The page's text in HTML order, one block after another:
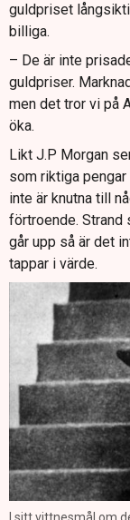
guldpriset
billiga.
– De är inte
guldpriser.
men det tror vi på
öka.
Likt J.P Morgan
som riktiga
inte är knutna till
förtroende. Strand
går upp så är det
tappar i värde.